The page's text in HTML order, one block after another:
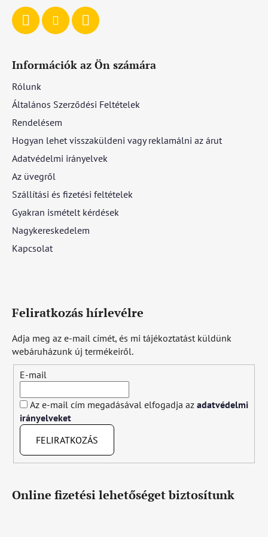
Információk az Ön számára
Rólunk
Általános Szerződési Feltételek
Rendelésem
Hogyan lehet visszaküldeni vagy reklamálni az árut
Adatvédelmi irányelvek
Az üvegről
Szállítási és fizetési feltételek
Gyakran ismételt kérdések
Nagykereskedelem
Kapcsolat
Feliratkozás hírlevélre
Adja meg az e-mail címét, és mi tájékoztatást küldünk
webáruházunk új termékeiről.
E-mail
Az e-mail cím megadásával elfogadja az adatvédelmi
irányelveket
FELIRATKOZÁS
Online fizetési lehetőséget biztosítunk